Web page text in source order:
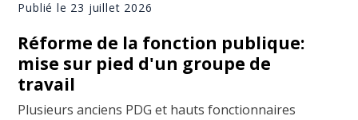
Publié le 23 juillet 2026
Réforme de la fonction publique:
mise sur pied d'un groupe de
travail
Plusieurs anciens PDG et hauts fonctionnaires